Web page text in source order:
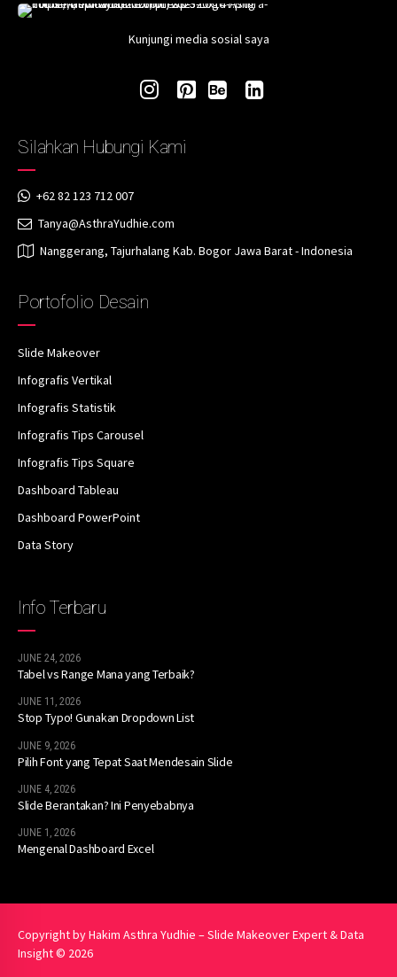
Kunjungi media sosial saya
Silahkan Hubungi Kami
+62 82 123 712 007
Tanya@AsthraYudhie.com
Nanggerang, Tajurhalang Kab. Bogor Jawa Barat - Indonesia
Portofolio Desain
Slide Makeover
Infografis Vertikal
Infografis Statistik
Infografis Tips Carousel
Infografis Tips Square
Dashboard Tableau
Dashboard PowerPoint
Data Story
Info Terbaru
JUNE 24, 2026
Tabel vs Range Mana yang Terbaik?
JUNE 11, 2026
Stop Typo! Gunakan Dropdown List
JUNE 9, 2026
Pilih Font yang Tepat Saat Mendesain Slide
JUNE 4, 2026
Slide Berantakan? Ini Penyebabnya
JUNE 1, 2026
Mengenal Dashboard Excel
Copyright by Hakim Asthra Yudhie – Slide Makeover Expert & Data
Insight © 2026